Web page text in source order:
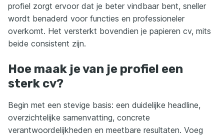
profiel zorgt ervoor dat je beter vindbaar bent, sneller
wordt benaderd voor functies en professioneler
overkomt. Het versterkt bovendien je papieren cv, mits
beide consistent zijn.
Hoe maak je van je profiel een
sterk cv?
Begin met een stevige basis: een duidelijke headline,
overzichtelijke samenvatting, concrete
verantwoordelijkheden en meetbare resultaten. Voeg